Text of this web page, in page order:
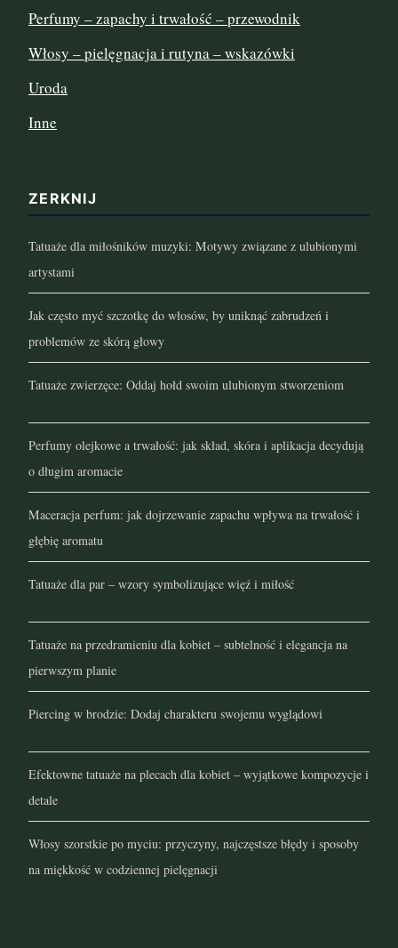
kwiecień 2022
luty 2022
styczeń 2022
grudzień 2021
listopad 2021
październik 2021
wrzesień 2021
czerwiec 2021
maj 2021
marzec 2021
luty 2021
grudzień 2020
listopad 2020
Perfumy – zapachy i trwałość – przewodnik
Włosy – pielęgnacja i rutyna – wskazówki
Uroda
Inne
ZERKNIJ
Tatuaże dla miłośników muzyki: Motywy związane z ulubionymi
artystami
Jak często myć szczotkę do włosów, by uniknąć zabrudzeń i
problemów ze skórą głowy
Tatuaże zwierzęce: Oddaj hołd swoim ulubionym stworzeniom
Perfumy olejkowe a trwałość: jak skład, skóra i aplikacja decydują
o długim aromacie
Maceracja perfum: jak dojrzewanie zapachu wpływa na trwałość i
głębię aromatu
Tatuaże dla par – wzory symbolizujące więź i miłość
Tatuaże na przedramieniu dla kobiet – subtelność i elegancja na
pierwszym planie
Piercing w brodzie: Dodaj charakteru swojemu wyglądowi
Efektowne tatuaże na plecach dla kobiet – wyjątkowe kompozycje i
detale
Włosy szorstkie po myciu: przyczyny, najczęstsze błędy i sposoby
na miękkość w codziennej pielęgnacji